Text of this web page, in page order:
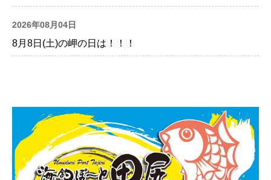
2026年08月04日
8月8日(土)の岬の日は！！！